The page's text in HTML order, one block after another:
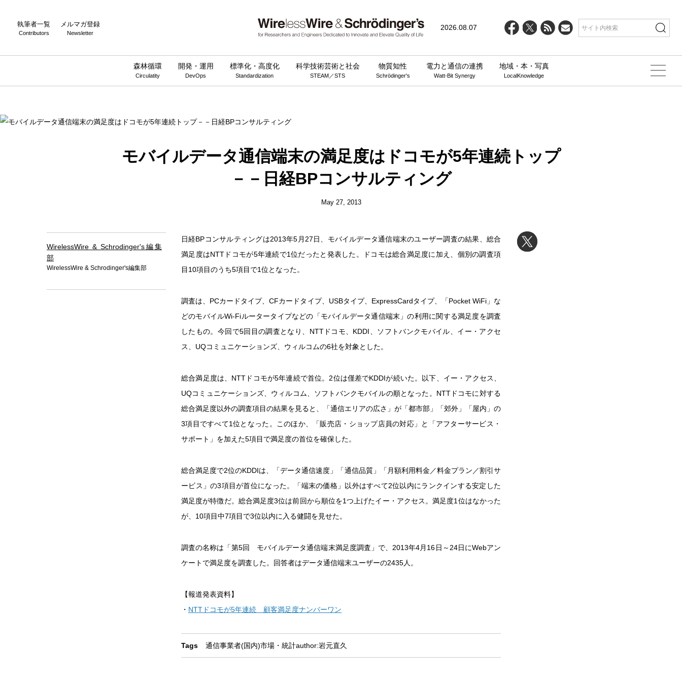
執筆者一覧
Contributors
メルマガ登録
Newsletter
2026.08.07
森林循環
Circulatity
開発・運用
DevOps
標準化・高度化
Standardization
科学技術芸術と社会
STEAM／STS
物質知性
Schrödinger's
電力と通信の連携
Watt-Bit Synergy
地域・本・写真
LocalKnowledge
Warning: Undefined array key 0 in /home/wwnstyle/wirelesswire.jp/public_html/wp-content/themes/wirelesswire_v3/functions.php
モバイルデータ通信端末の満足度はドコモが5年連続トップ
－－日経BPコンサルティング
May 27, 2013
WirelessWire & Schrodinger's編集
部
WirelessWire & Schrodinger's編集部
日経BPコンサルティングは2013年5月27日、モバイルデータ通信端末のユーザー調査の結果、総合
満足度はNTTドコモが5年連続で1位だったと発表した。ドコモは総合満足度に加え、個別の調査項
目10項目のうち5項目で1位となった。
調査は、PCカードタイプ、CFカードタイプ、USBタイプ、ExpressCardタイプ、「Pocket WiFi」な
どのモバイルWi-Fiルータータイプなどの「モバイルデータ通信端末」の利用に関する満足度を調査
したもの。今回で5回目の調査となり、NTTドコモ、KDDI、ソフトバンクモバイル、イー・アクセ
ス、UQコミュニケーションズ、ウィルコムの6社を対象とした。
総合満足度は、NTTドコモが5年連続で首位。2位は僅差でKDDIが続いた。以下、イー・アクセス、
UQコミュニケーションズ、ウィルコム、ソフトバンクモバイルの順となった。NTTドコモに対する
総合満足度以外の調査項目の結果を見ると、「通信エリアの広さ」が「都市部」「郊外」「屋内」の
3項目ですべて1位となった。このほか、「販売店・ショップ店員の対応」と「アフターサービス・
サポート」を加えた5項目で満足度の首位を確保した。
総合満足度で2位のKDDIは、「データ通信速度」「通信品質」「月額利用料金／料金プラン／割引サ
ービス」の3項目が首位になった。「端末の価格」以外はすべて2位以内にランクインする安定した
満足度が特徴だ。総合満足度3位は前回から順位を1つ上げたイー・アクセス。満足度1位はなかった
が、10項目中7項目で3位以内に入る健闘を見せた。
調査の名称は「第5回 モバイルデータ通信端末満足度調査」で、2013年4月16日～24日にWebアン
ケートで満足度を調査した。回答者はデータ通信端末ユーザーの2435人。
【報道発表資料】
・ NTTドコモが5年連続 顧客満足度ナンバーワン
Tags 通信事業者(国内)市場・統計author:岩元直久